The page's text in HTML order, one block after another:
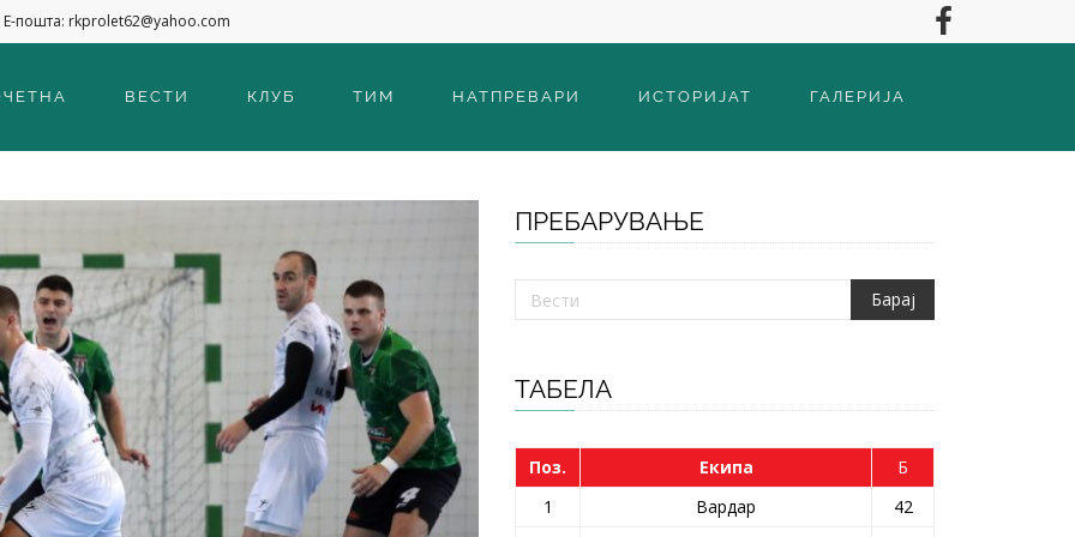
Е-пошта: rkprolet62@yahoo.com
ВЕСТИ КЛУБ ТИМ НАТПРЕВАРИ ИСТОРИЈАТ ГАЛЕРИЈА
ПРЕБАРУВАЊЕ
ТАБЕЛА
Поз. Екипа
Б
1
Вардар
42